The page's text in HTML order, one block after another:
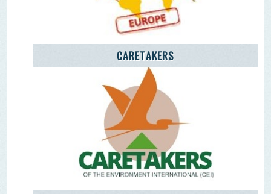
Termos de Uso | Privacidade | Litígio Consumo
Livro de Reclamações Eletronico
Ao aceder a outras paginas deste site sao usados cookies e
recolha dados. Ao aceder ao site consente o uso dos